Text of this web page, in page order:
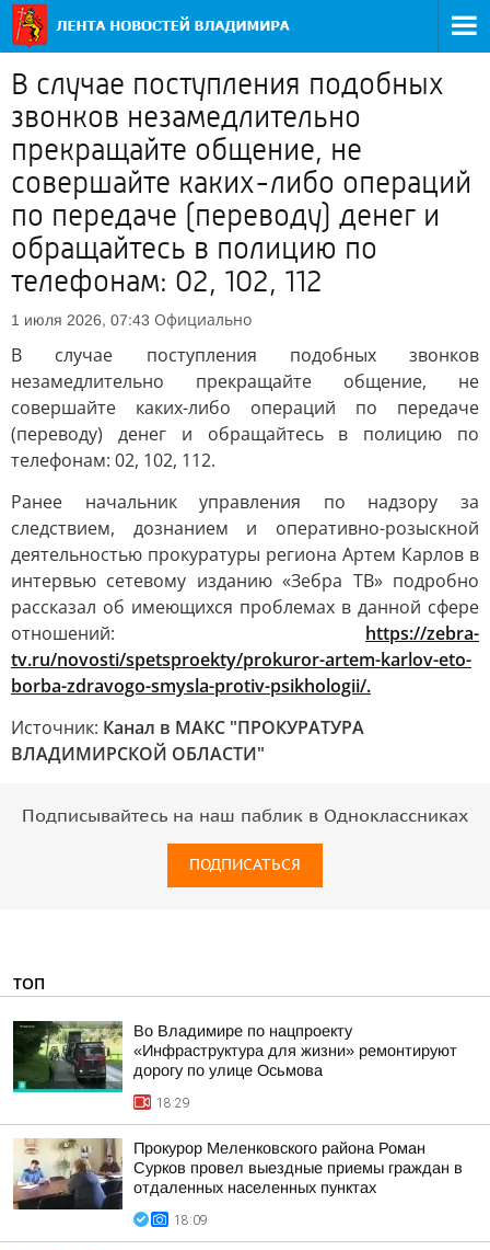
В случае поступления подобных
звонков незамедлительно
прекращайте общение, не
совершайте каких-либо операций
по передаче (переводу) денег и
обращайтесь в полицию по
телефонам: 02, 102, 112
1 июля 2026, 07:43 Официально
В случае поступления подобных звонков
незамедлительно прекращайте общение, не
совершайте каких-либо операций по передаче
(переводу) денег и обращайтесь в полицию по
телефонам: 02, 102, 112.
Ранее начальник управления по надзору за
следствием, дознанием и оперативно-розыскной
деятельностью прокуратуры региона Артем Карлов в
интервью сетевому изданию «Зебра ТВ» подробно
рассказал об имеющихся проблемах в данной сфере
отношений: https://zebra-
tv.ru/novosti/spetsproekty/prokuror-artem-karlov-eto-
borba-zdravogo-smysla-protiv-psikhologii/.
Источник: Канал в МАКС "ПРОКУРАТУРА
ВЛАДИМИРСКОЙ ОБЛАСТИ"
Подписывайтесь на наш паблик в Одноклассниках
ПОДПИСАТЬСЯ
ТОП
Во Владимире по нацпроекту
«Инфраструктура для жизни» ремонтируют
дорогу по улице Осьмова
18:29
Прокурор Меленковского района Роман
Сурков провел выездные приемы граждан в
отдаленных населенных пунктах
18:09